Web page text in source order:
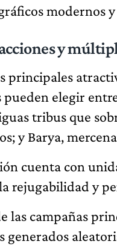
modernos
y
principales
pueden elegir
tribus que
y Barya,
cuenta con
rejugabilidad y
las campañas
generados